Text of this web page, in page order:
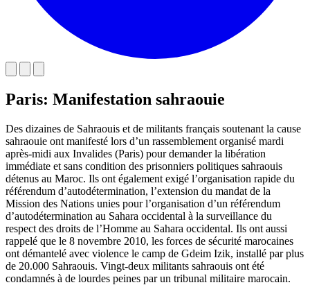
Paris: Manifestation sahraouie
Des dizaines de Sahraouis et de militants français soutenant la cause
sahraouie ont manifesté lors d’un rassemblement organisé mardi
après-midi aux Invalides (Paris) pour demander la libération
immédiate et sans condition des prisonniers politiques sahraouis
détenus au Maroc. Ils ont également exigé l’organisation rapide du
référendum d’autodétermination, l’extension du mandat de la
Mission des Nations unies pour l’organisation d’un référendum
d’autodétermination au Sahara occidental à la surveillance du
respect des droits de l’Homme au Sahara occidental. Ils ont aussi
rappelé que le 8 novembre 2010, les forces de sécurité marocaines
ont démantelé avec violence le camp de Gdeim Izik, installé par plus
de 20.000 Sahraouis. Vingt-deux militants sahraouis ont été
condamnés à de lourdes peines par un tribunal militaire marocain.